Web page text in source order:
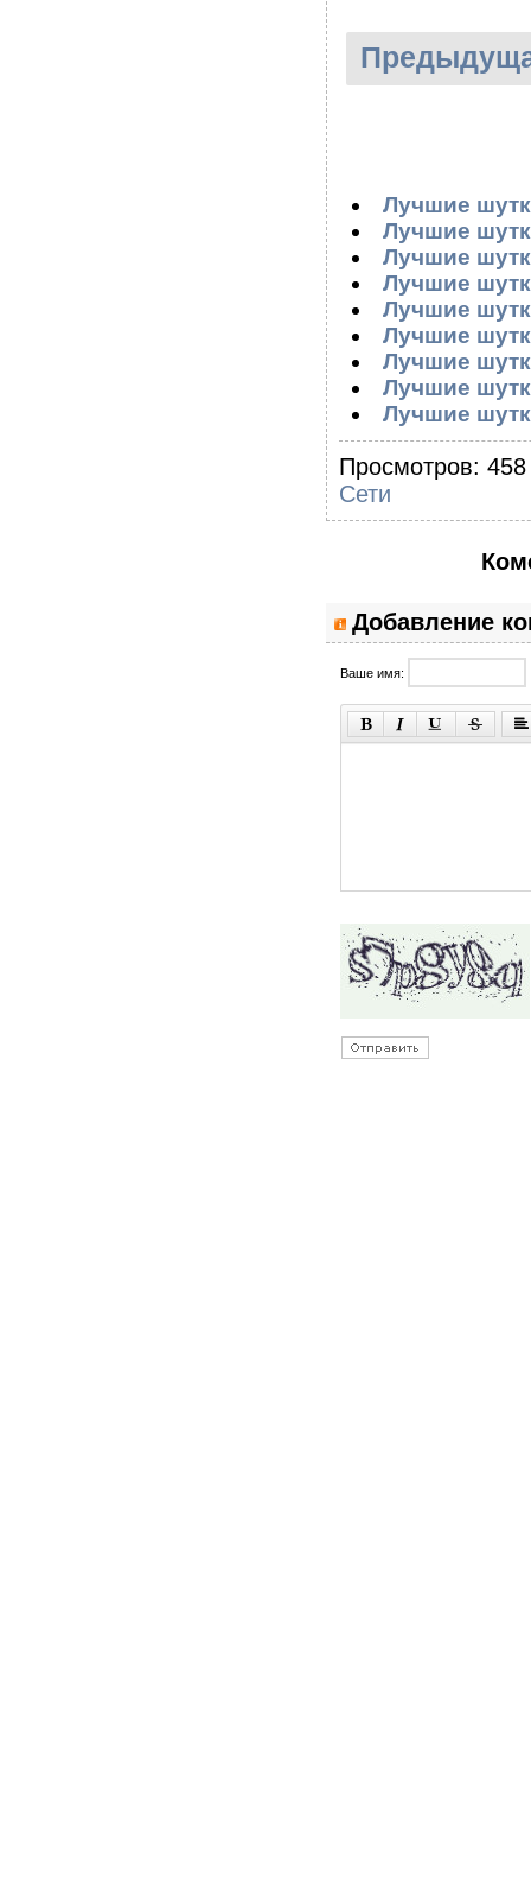
Лучшие
Лучшие
Лучшие
Лучшие
Лучшие
Лучшие
Лучшие
Лучшие
Лучшие
Просмотров:
Сети
Добавление
Ваше имя: